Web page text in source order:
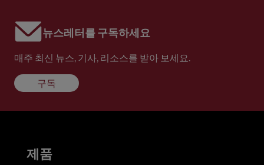
뉴스레터를 구독하세요
매주 최신 뉴스, 기사, 리소스를 받아 보세요.
구독
제품